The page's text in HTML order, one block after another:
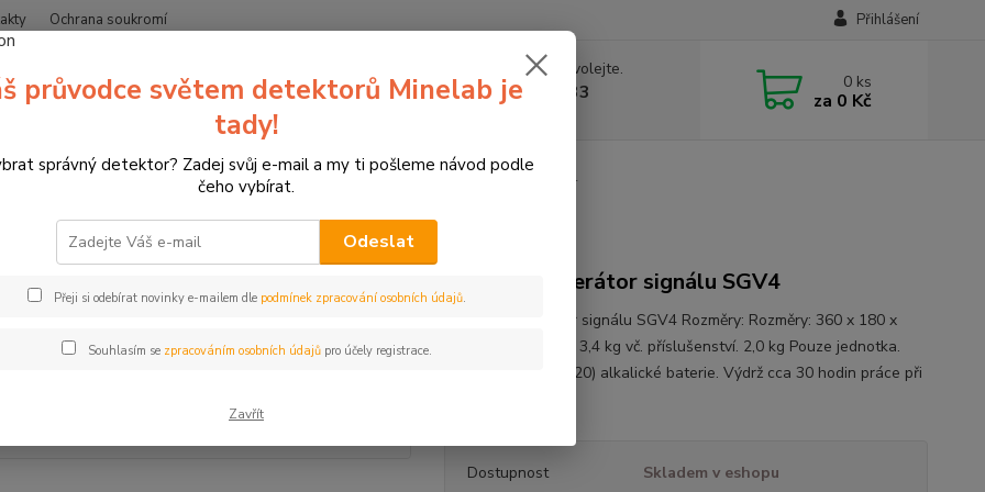
Ochrana soukromí Přihlášení
Hledat
Nevíte si rady? Zavolejte.
+420774877333 0 ks
za 0 Kč
detektory Lokátory inženýrských sítí C.Scope Generátor signálu SGV4
Generátor signálu SGV4
C.Scope Generátor signálu SGV4
C.Scope Generátor signálu SGV4 Rozměry: Rozměry: 360 x 180 x
230 mm Hmotnost: 3,4 kg vč. příslušenství. 2,0 kg Pouze jednotka.
Napájení 4 x D (LR20) alkalické baterie. Výdrž cca 30 hodin práce při
Dostupnost Skladem v eshopu
průvodce světem detektorů Minelab je
tady!
správný detektor? Zadej svůj e-mail a my ti pošleme návod podle
čeho vybírat.
Odeslat
Přeji si odebírat novinky e-mailem dle podmínek zpracování osobních údajů.
Souhlasím se zpracováním osobních údajůpro účely registrace.
Zavřít